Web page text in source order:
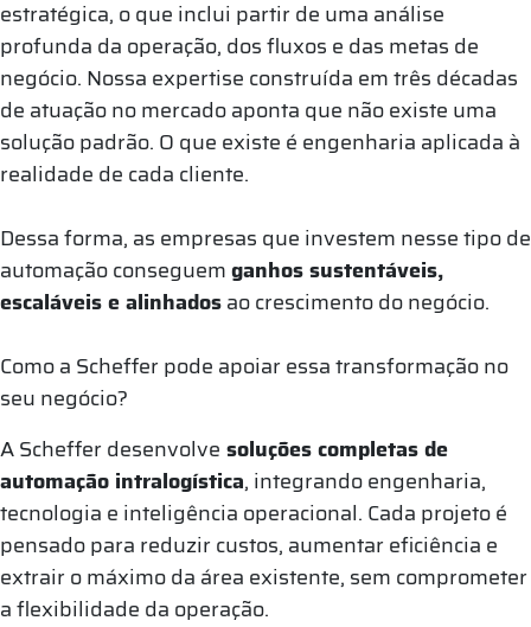
estratégica, o que inclui partir de uma análise
profunda da operação, dos fluxos e das metas de
negócio. Nossa expertise construída em três décadas
de atuação no mercado aponta que não existe uma
solução padrão. O que existe é engenharia aplicada à
realidade de cada cliente.
Dessa forma, as empresas que investem nesse tipo de
automação conseguemganhos sustentáveis,
escaláveis e alinhadosao crescimento do negócio.
Como a Scheffer pode apoiar essa transformação no
seu negócio?
A Scheffer desenvolve soluções completas de
automação intralogística, integrando engenharia,
tecnologia e inteligência operacional. Cada projeto é
pensado para reduzir custos, aumentar eficiência e
extrair o máximo da área existente, sem comprometer
a flexibilidade da operação.